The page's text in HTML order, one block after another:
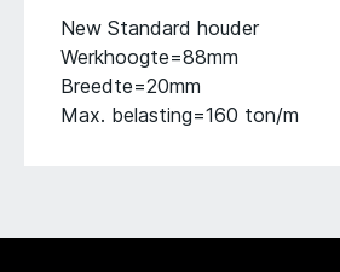
New Standard houder
Werkhoogte=88mm
Breedte=20mm
Max. belasting=160 ton/m